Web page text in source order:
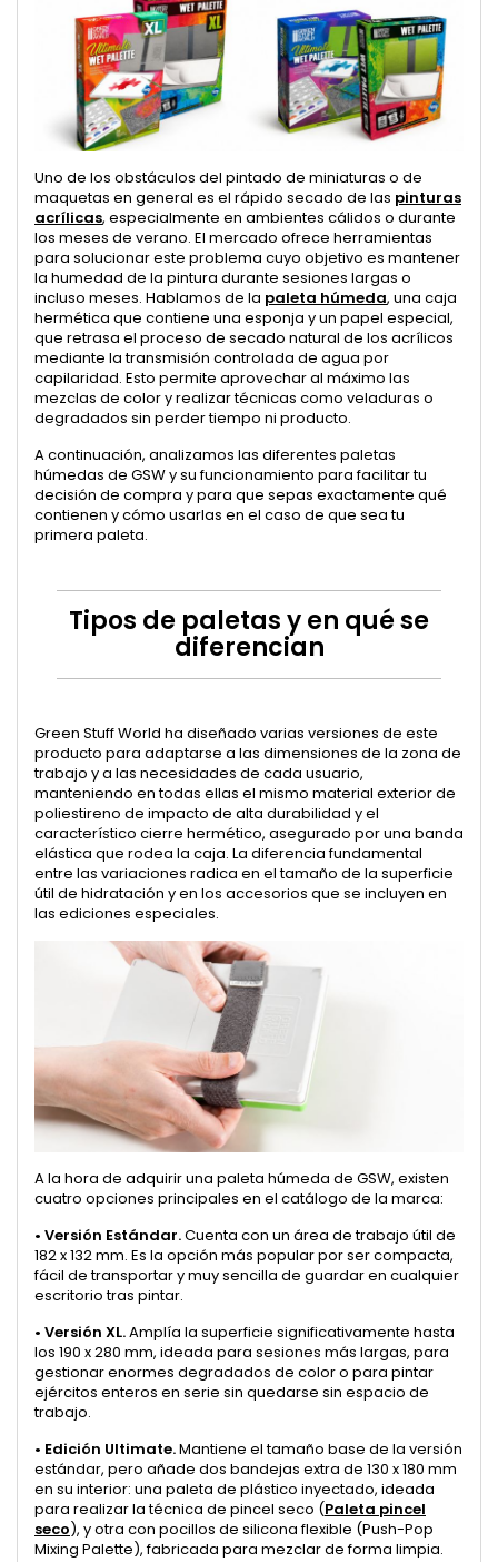
Uno de los obstáculos del pintado de miniaturas o de
maquetas en general es el rápido secado de las pinturas
acrílicas, especialmente en ambientes cálidos o durante
los meses de verano. El mercado ofrece herramientas
para solucionar este problema cuyo objetivo es mantener
la humedad de la pintura durante sesiones largas o
incluso meses. Hablamos de la paleta húmeda, una caja
hermética que contiene una esponja y un papel especial,
que retrasa el proceso de secado natural de los acrílicos
mediante la transmisión controlada de agua por
capilaridad. Esto permite aprovechar al máximo las
mezclas de color y realizar técnicas como veladuras o
degradados sin perder tiempo ni producto.
A continuación, analizamos las diferentes paletas
húmedas de GSW y su funcionamiento para facilitar tu
decisión de compra y para que sepas exactamente qué
contienen y cómo usarlas en el caso de que sea tu
primera paleta.
Tipos de paletas y en qué se
diferencian
Green Stuff World ha diseñado varias versiones de este
producto para adaptarse a las dimensiones de la zona de
trabajo y a las necesidades de cada usuario,
manteniendo en todas ellas el mismo material exterior de
poliestireno de impacto de alta durabilidad y el
característico cierre hermético, asegurado por una banda
elástica que rodea la caja. La diferencia fundamental
entre las variaciones radica en el tamaño de la superficie
útil de hidratación y en los accesorios que se incluyen en
las ediciones especiales.
A la hora de adquirir una paleta húmeda de GSW, existen
cuatro opciones principales en el catálogo de la marca:
• Versión Estándar.Cuenta con un área de trabajo útil de
182 x 132 mm. Es la opción más popular por ser compacta,
fácil de transportar y muy sencilla de guardar en cualquier
escritorio tras pintar.
• Versión XL.Amplía la superficie significativamente hasta
los 190 x 280 mm, ideada para sesiones más largas, para
gestionar enormes degradados de color o para pintar
ejércitos enteros en serie sin quedarse sin espacio de
trabajo.
• Edición Ultimate.Mantiene el tamaño base de la versión
estándar, pero añade dos bandejas extra de 130 x 180 mm
en su interior: una paleta de plástico inyectado, ideada
para realizar la técnica de pincel seco (Paleta pincel
seco), y otra con pocillos de silicona flexible (Push-Pop
Mixing Palette), fabricada para mezclar de forma limpia.